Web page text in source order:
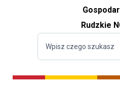
Rudzkie